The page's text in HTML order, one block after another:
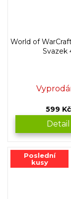
World of
Svazek
599 Kč
Detail
Poslední
kusy